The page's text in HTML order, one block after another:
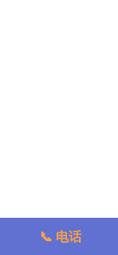
📞 电话